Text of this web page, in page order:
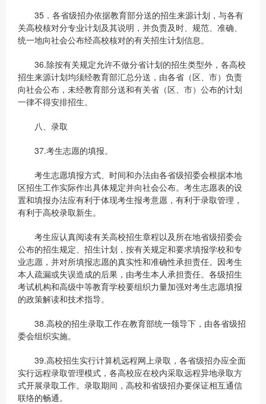
35．各省级招办依据教育部分送的招生来源计划，与各有
关高校核对分专业计划及其说明，并负责及时、规范、准确、
统一地向社会公布经高校核对的有关招生计划信息。
36.除按有关规定允许不做分省计划的招生类型外，各高校
招生来源计划均须经教育部汇总分送，由各省（区、市）负责
向社会公布，未经教育部分送和有关省（区、市）公布的计划
一律不得安排招生。
八、录取
37.考生志愿的填报。
考生志愿填报方式、时间和办法由各省级招委会根据本地
区招生工作实际作出具体规定并向社会公布。考生志愿表的设
置和填报办法应有利于体现考生报考意愿，有利于录取管理，
有利于高校录取新生。
考生应认真阅读有关高校招生章程以及所在地省级招委会
公布的招生规定、招生计划，按有关规定和要求填报学校和专
业志愿，并对所填报志愿的真实性和准确性承担责任。因考生
本人疏漏或失误造成的后果，由考生本人承担责任。各级招生
考试机构和高级中等教育学校要组织力量加强对考生志愿填报
的政策解读和技术指导。
38.高校的招生录取工作在教育部统一领导下，由各省级招
委会组织实施。
39.高校招生实行计算机远程网上录取，各省级招办应全面
实行远程录取管理模式，各高校应在校内采取远程异地录取方
式开展录取工作。录取期间，高校和省级招办要保证相互通信
联络的畅通。